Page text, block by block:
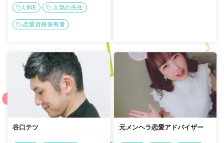
LINE 人気の先生
恋愛資格保有者
谷口テツ 元メンヘラ恋愛アドバイザー